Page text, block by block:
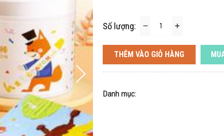
Số lượng:
THÊM VÀO GIỎ HÀNG
Danh mục: